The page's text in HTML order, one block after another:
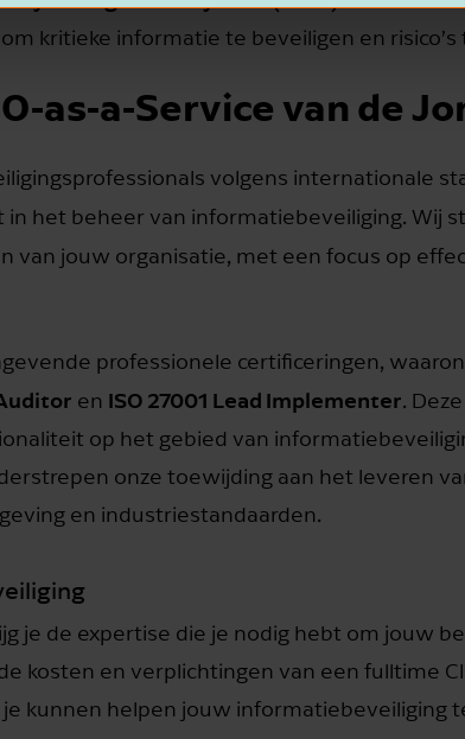
kritieke informatie te beveiligen en
as-a-Service van de
volgens internationale
het beheer van informatiebeveiliging. Wij
van jouw organisatie, met een focus op
professionele certificeringen,
en ISO 27001 Lead Implementer.
op het gebied van
onze toewijding aan het leveren
en industriestandaarden.
je de expertise die je nodig hebt om jouw
kosten en verplichtingen van een fulltime
kunnen helpen jouw informatiebeveiliging